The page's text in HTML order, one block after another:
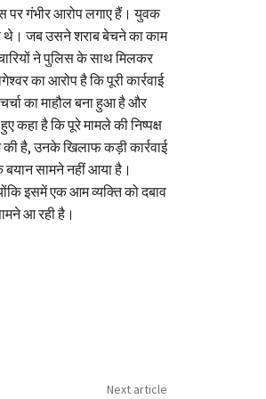
पर गंभीर आरोप लगाए हैं। युवक
थे। जब उसने शराब बेचने का काम
ने पुलिस के साथ मिलकर
का आरोप है कि पूरी कार्रवाई
का माहौल बना हुआ है और
कहा है कि पूरे मामले की निष्पक्ष
है, उनके खिलाफ कड़ी कार्रवाई
सामने नहीं आया है।
इसमें एक आम व्यक्ति को दबाव
आ रही है।
Next article